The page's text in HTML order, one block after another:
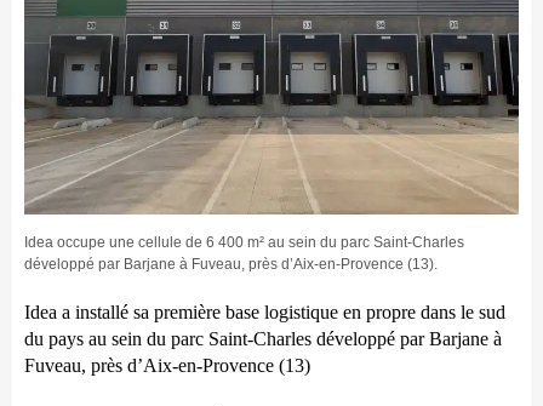
Idea occupe une cellule de 6 400 m² au sein du parc Saint-Charles
développé par Barjane à Fuveau, près d’Aix-en-Provence (13).
Idea a installé sa première base logistique en propre dans le sud
du pays au sein du parc Saint-Charles développé par Barjane à
Fuveau, près d’Aix-en-Provence (13)